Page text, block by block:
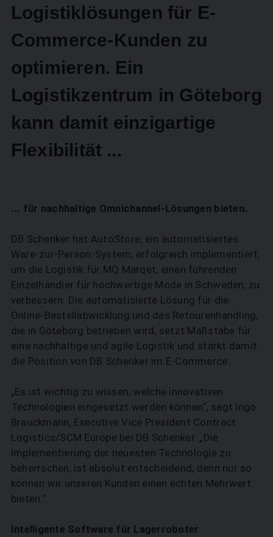
Logistiklösungen für E-
Commerce-Kunden zu
optimieren. Ein
Logistikzentrum in Göteborg
kann damit einzigartige
Flexibilität ...
... für nachhaltige Omnichannel-Lösungen bieten.
DB Schenker hat AutoStore, ein automatisiertes
Ware-zur-Person-System, erfolgreich implementiert,
um die Logistik für MQ Marqet, einen führenden
Einzelhändler für hochwertige Mode in Schweden, zu
verbessern. Die automatisierte Lösung für die
Online-Bestellabwicklung und das Retourenhandling,
die in Göteborg betrieben wird, setzt Maßstäbe für
eine nachhaltige und agile Logistik und stärkt damit
die Position von DB Schenker im E-Commerce.
„Es ist wichtig zu wissen, welche innovativen
Technologien eingesetzt werden können“, sagt Ingo
Brauckmann, Executive Vice President Contract
Logistics/SCM Europe bei DB Schenker. „Die
Implementierung der neuesten Technologie zu
beherrschen, ist absolut entscheidend, denn nur so
können wir unseren Kunden einen echten Mehrwert
bieten.“
Intelligente Software für Lagerroboter